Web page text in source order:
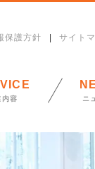
保護方針 サイト
内容 ニ